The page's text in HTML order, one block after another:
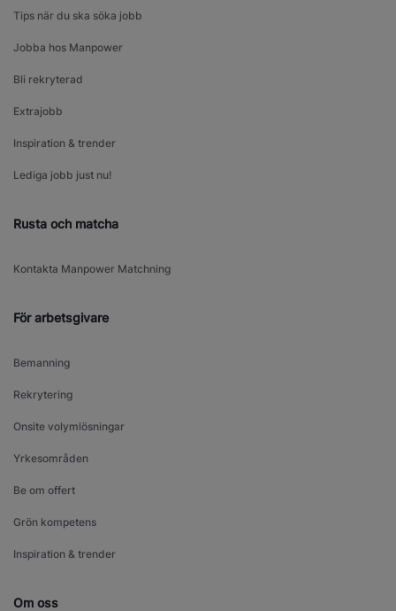
Tips när du ska söka jobb
Jobba hos Manpower
Bli rekryterad
Extrajobb
Inspiration & trender
Lediga jobb just nu!
Rusta och matcha
Kontakta Manpower Matchning
För arbetsgivare
Bemanning
Rekrytering
Onsite volymlösningar
Yrkesområden
Be om offert
Grön kompetens
Inspiration & trender
Om oss